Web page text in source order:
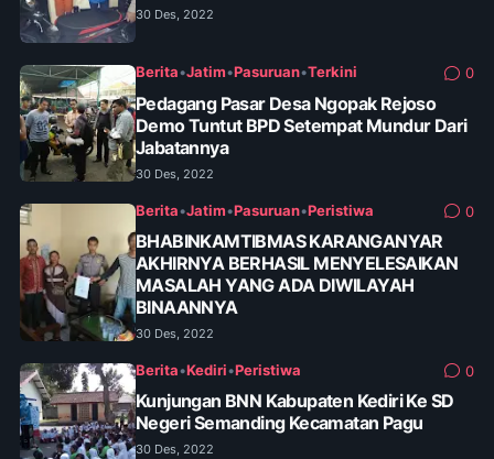
30 Des, 2022
Berita•Jatim•Pasuruan•Terkini 0
Pedagang Pasar Desa Ngopak Rejoso
Demo Tuntut BPD Setempat Mundur Dari
Jabatannya
30 Des, 2022
Berita•Jatim•Pasuruan•Peristiwa 0
BHABINKAMTIBMAS KARANGANYAR
AKHIRNYA BERHASIL MENYELESAIKAN
MASALAH YANG ADA DIWILAYAH
BINAANNYA
30 Des, 2022
Berita•Kediri•Peristiwa 0
Kunjungan BNN Kabupaten Kediri Ke SD
Negeri Semanding Kecamatan Pagu
30 Des, 2022